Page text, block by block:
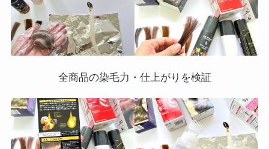
全商品の染毛力・仕上がりを検証